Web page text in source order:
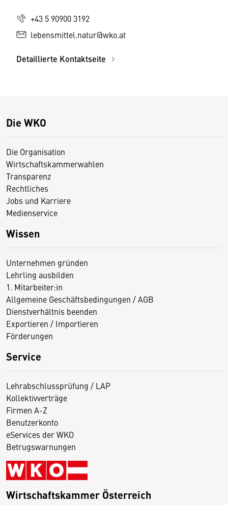
+43 5 90900 3192
lebensmittel.natur@wko.at
Detaillierte Kontaktseite
Die WKO
Die Organisation
Wirtschaftskammerwahlen
Transparenz
Rechtliches
Jobs und Karriere
Medienservice
Wissen
Unternehmen gründen
Lehrling ausbilden
1. Mitarbeiter:in
Allgemeine Geschäftsbedingungen / AGB
Dienstverhältnis beenden
Exportieren / Importieren
Förderungen
Service
Lehrabschlussprüfung / LAP
Kollektivverträge
Firmen A-Z
Benutzerkonto
eServices der WKO
Betrugswarnungen
Wirtschaftskammer Österreich